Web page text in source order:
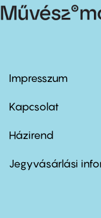
Footer
first
Impresszum
Kapcsolat
Footer
second
Házirend
Jegyvásárlási